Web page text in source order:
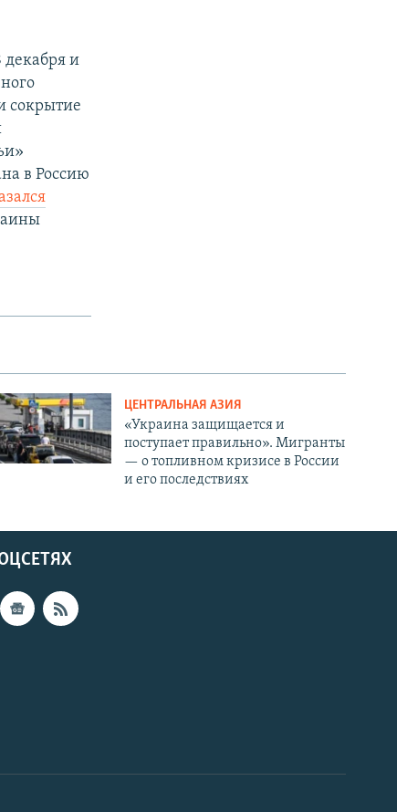
декабря и
сокрытие
в Россию
ЦЕНТРАЛЬНАЯ АЗИЯ
«Украина защищается и
поступает правильно». Мигранты
— о топливном кризисе в России
и его последствиях